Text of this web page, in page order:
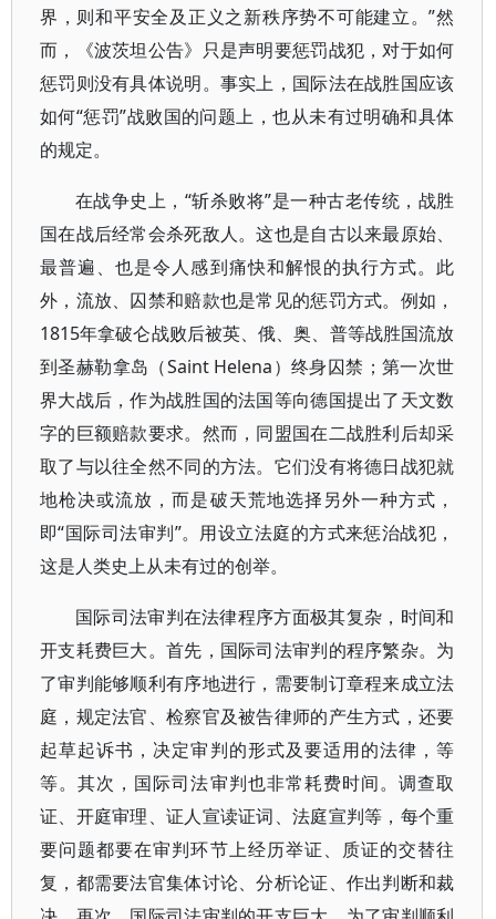
界，则和平安全及正义之新秩序势不可能建立。”然
而，《波茨坦公告》只是声明要惩罚战犯，对于如何
惩罚则没有具体说明。事实上，国际法在战胜国应该
如何“惩罚”战败国的问题上，也从未有过明确和具体
的规定。
在战争史上，“斩杀败将”是一种古老传统，战胜
国在战后经常会杀死敌人。这也是自古以来最原始、
最普遍、也是令人感到痛快和解恨的执行方式。此
外，流放、囚禁和赔款也是常见的惩罚方式。例如，
1815年拿破仑战败后被英、俄、奥、普等战胜国流放
到圣赫勒拿岛（Saint Helena）终身囚禁；第一次世
界大战后，作为战胜国的法国等向德国提出了天文数
字的巨额赔款要求。然而，同盟国在二战胜利后却采
取了与以往全然不同的方法。它们没有将德日战犯就
地枪决或流放，而是破天荒地选择另外一种方式，
即“国际司法审判”。用设立法庭的方式来惩治战犯，
这是人类史上从未有过的创举。
国际司法审判在法律程序方面极其复杂，时间和
开支耗费巨大。首先，国际司法审判的程序繁杂。为
了审判能够顺利有序地进行，需要制订章程来成立法
庭，规定法官、检察官及被告律师的产生方式，还要
起草起诉书，决定审判的形式及要适用的法律，等
等。其次，国际司法审判也非常耗费时间。调查取
证、开庭审理、证人宣读证词、法庭宣判等，每个重
要问题都要在审判环节上经历举证、质证的交替往
复，都需要法官集体讨论、分析论证、作出判断和裁